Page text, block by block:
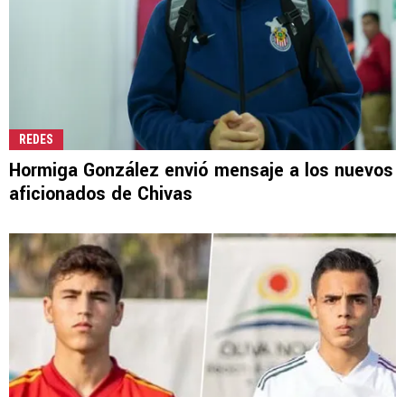
REDES
Hormiga González envió mensaje a los nuevos
aficionados de Chivas